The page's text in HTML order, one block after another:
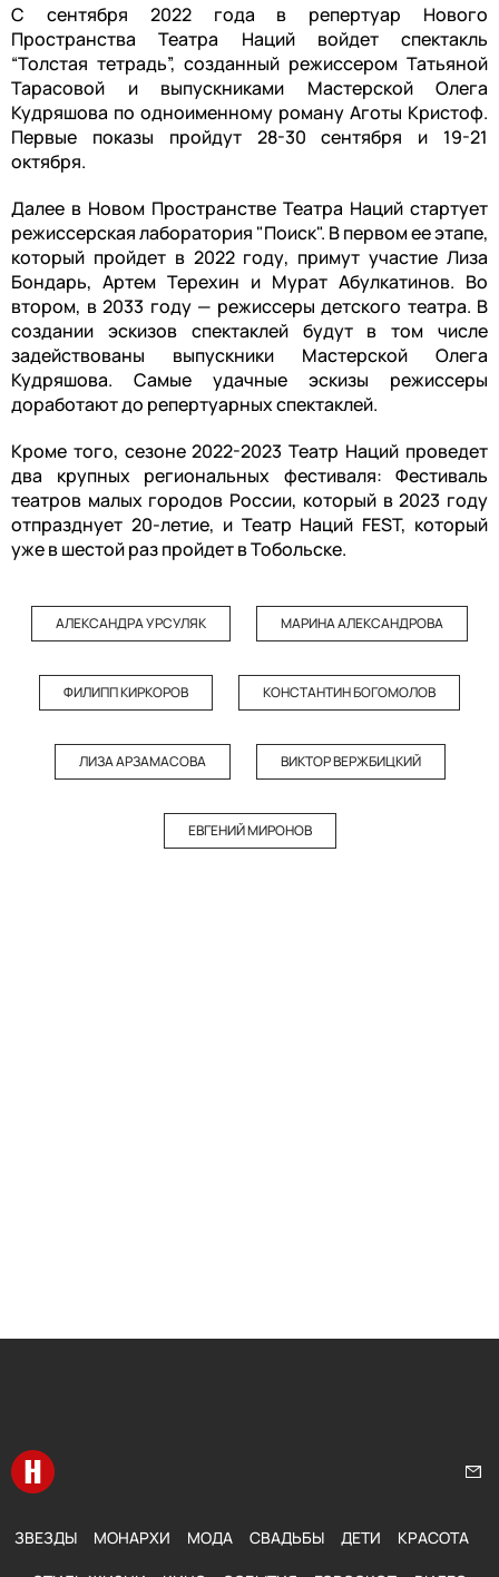
С сентября 2022 года в репертуар Нового
Пространства Театра Наций войдет спектакль
“Толстая тетрадь”, созданный режиссером Татьяной
Тарасовой и выпускниками Мастерской Олега
Кудряшова по одноименному роману Аготы Кристоф.
Первые показы пройдут 28-30 сентября и 19-21
октября.
Далее в Новом Пространстве Театра Наций стартует
режиссерская лаборатория "Поиск". В первом ее этапе,
который пройдет в 2022 году, примут участие Лиза
Бондарь, Артем Терехин и Мурат Абулкатинов. Во
втором, в 2033 году — режиссеры детского театра. В
создании эскизов спектаклей будут в том числе
задействованы выпускники Мастерской Олега
Кудряшова. Самые удачные эскизы режиссеры
доработают до репертуарных спектаклей.
Кроме того, сезоне 2022-2023 Театр Наций проведет
два крупных региональных фестиваля: Фестиваль
театров малых городов России, который в 2023 году
отпразднует 20-летие, и Театр Наций FEST, который
уже в шестой раз пройдет в Тобольске.
АЛЕКСАНДРА УРСУЛЯК МАРИНА АЛЕКСАНДРОВА
ФИЛИПП КИРКОРОВ КОНСТАНТИН БОГОМОЛОВ
ЛИЗА АРЗАМАСОВА ВИКТОР ВЕРЖБИЦКИЙ
ЕВГЕНИЙ МИРОНОВ
Перейти на главную
ЗВЕЗДЫ МОНАРХИ МОДА СВАДЬБЫ ДЕТИ КРАСОТА